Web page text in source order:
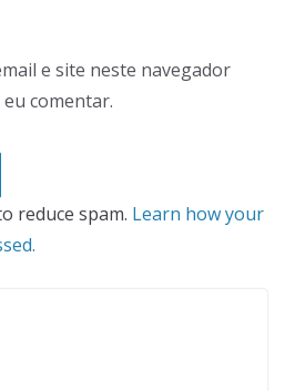
e site neste navegador
comentar.
reduce spam. Learn how your